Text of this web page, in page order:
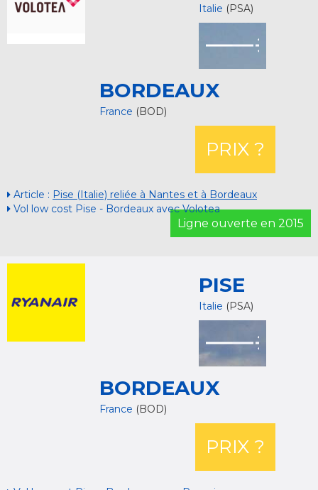
Italie (PSA)
BORDEAUX
France (BOD)
PRIX ?
Article : Pise (Italie) reliée à Nantes et à Bordeaux
Vol low cost Pise - Bordeaux avec Volotea
Ligne ouverte en 2015
PISE
Italie (PSA)
BORDEAUX
France (BOD)
PRIX ?